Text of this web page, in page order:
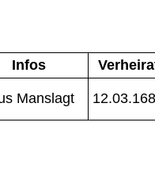
Infos
Manslagt